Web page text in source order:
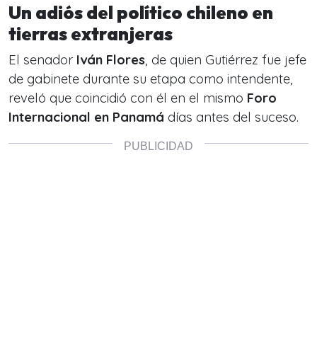
Un adiós del político chileno en
tierras extranjeras
El senador Iván Flores, de quien Gutiérrez fue jefe
de gabinete durante su etapa como intendente,
reveló que coincidió con él en el mismo Foro
Internacional en Panamá días antes del suceso.